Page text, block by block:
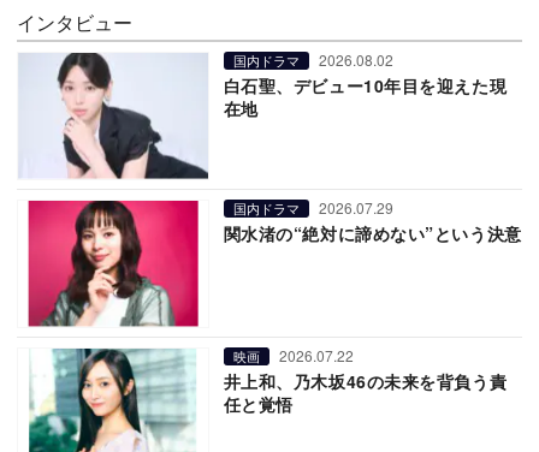
インタビュー
国内ドラマ 2026.08.02
白石聖、デビュー10年目を迎えた現
在地
国内ドラマ 2026.07.29
関水渚の“絶対に諦めない”という決意
映画 2026.07.22
井上和、乃木坂46の未来を背負う責
任と覚悟